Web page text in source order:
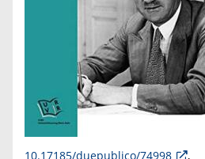
10.17185/duepublico/74998
,